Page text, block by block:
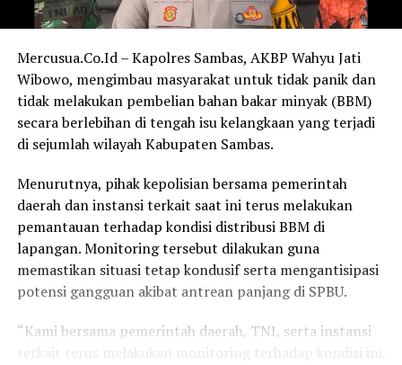
Mercusua.Co.Id – Kapolres Sambas, AKBP Wahyu Jati
Wibowo, mengimbau masyarakat untuk tidak panik dan
tidak melakukan pembelian bahan bakar minyak (BBM)
secara berlebihan di tengah isu kelangkaan yang terjadi
di sejumlah wilayah Kabupaten Sambas.
Menurutnya, pihak kepolisian bersama pemerintah
daerah dan instansi terkait saat ini terus melakukan
pemantauan terhadap kondisi distribusi BBM di
lapangan. Monitoring tersebut dilakukan guna
memastikan situasi tetap kondusif serta mengantisipasi
potensi gangguan akibat antrean panjang di SPBU.
“Kami bersama pemerintah daerah, TNI, serta instansi